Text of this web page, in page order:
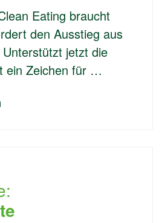
Eating braucht
den Ausstieg aus
jetzt die
ein Zeichen für …